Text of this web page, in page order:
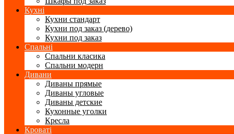
Кухні
Кухни стандарт
Кухни под заказ (дерево)
Кухни под заказ
Спальні
Спальни класика
Спальни модерн
Дивани
Диваны прямые
Диваны угловые
Диваны детские
Кухонные уголки
Кресла
Кроваті